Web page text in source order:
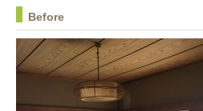
Before